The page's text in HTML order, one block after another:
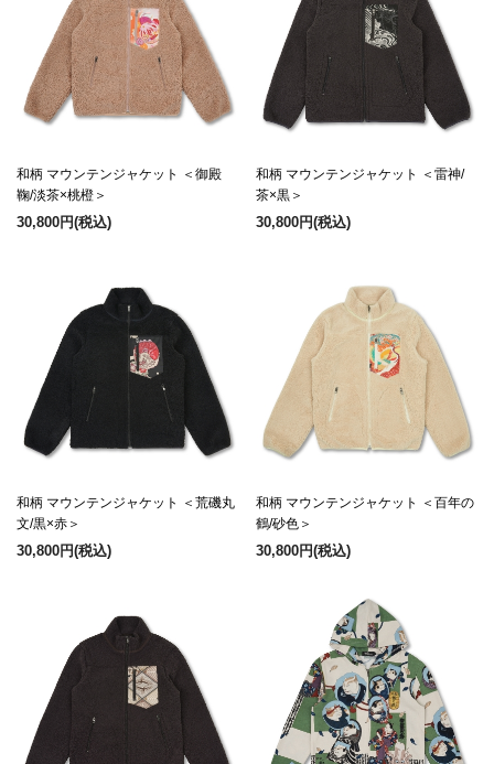
和柄 マウンテンジャケット ＜御殿
鞠/淡茶×桃橙＞
30,800円(税込)
和柄 マウンテンジャケット ＜雷神/
茶×黒＞
30,800円(税込)
和柄 マウンテンジャケット ＜荒磯丸
文/黒×赤＞
30,800円(税込)
和柄 マウンテンジャケット ＜百年の
鶴/砂色＞
30,800円(税込)